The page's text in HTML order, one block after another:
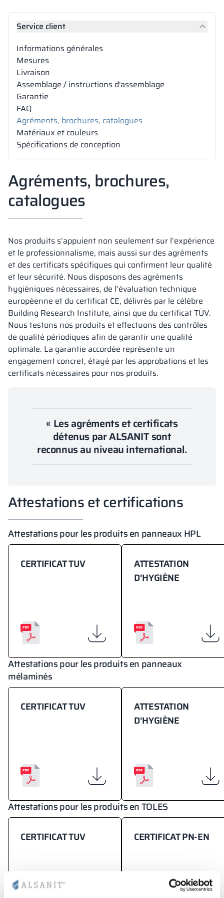
Vela
armoires
Vestiare en
Offre complète
Attestations,
Carte des
Service client
Informations générales
Mesures
Livraison
Assemblage / instructions d'assemblage
Garantie
FAQ
Agréments, brochures, catalogues
Matériaux et couleurs
Spécifications de conception
Agréments, brochures,
catalogues
Nos produits s’appuient non seulement sur l’expérience
et le professionnalisme, mais aussi sur des agréments
et des certificats spécifiques qui confirment leur qualité
et leur sécurité. Nous disposons des agréments
hygiéniques nécessaires, de l’évaluation technique
européenne et du certificat CE, délivrés par le célèbre
Building Research Institute, ainsi que du certificat TÜV.
Nous testons nos produits et effectuons des contrôles
de qualité périodiques afin de garantir une qualité
optimale. La garantie accordée représente un
engagement concret, étayé par les approbations et les
certificats nécessaires pour nos produits.
« Les agréments et certificats
détenus par ALSANIT sont
reconnus au niveau international.
Attestations et certifications
Attestations pour les produits en panneaux HPL
CERTIFICAT TUV
ATTESTATION
D’HYGIÈNE
Attestations pour les produits en panneaux
mélaminés
CERTIFICAT TUV
ATTESTATION
D’HYGIÈNE
Attestations pour les produits en TOLES
CERTIFICAT TUV CERTIFICAT PN-EN